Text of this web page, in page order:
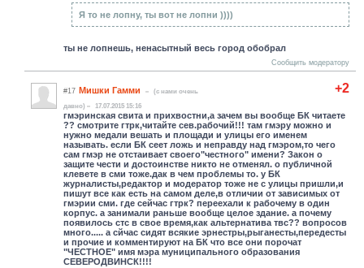
Я то не лопну, ты вот не лопни ))))
ты не лопнешь, ненасытный весь город обобрал
Сообщить модератору
+2
#17 Мишки Гамми
(c нами очень
давно)
17.07.2015 15:16
гмэринская свита и прихвостни,а зачем вы вообще БК читаете
?? смотрите гтрк,читайте сев.рабочий!!! там гмэру можно и
нужно медали вешать и площади и улицы его именем
называть. если БК сеет ложь и неправду над гмэром,то чего
сам гмэр не отстаивает своего"честного" имени? Закон о
защите чести и достоинстве никто не отменял. о публичной
клевете в сми тоже.дак в чем проблемы то. у БК
журналисты,редактор и модератор тоже не с улицы пришли,и
пишут все как есть на самом деле,в отличии от зависимых от
гмэрии сми. где сейчас гтрк? переехали к рабочему в один
корпус. а занимали раньше вообще целое здание. а почему
появилось стс в свое время,как альтернатива твс?? вопросов
много..... а сйчас сидят всякие эрнестры,рыганесты,передесты
и прочие и комментируют на БК что все они порочат
"ЧЕСТНОЕ" имя мэра муниципального образования
СЕВЕРОДВИНСК!!!!